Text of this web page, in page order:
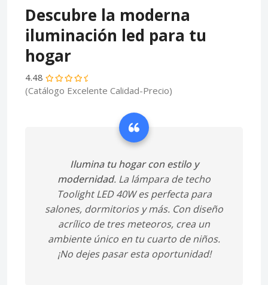
Descubre la moderna
iluminación led para tu
hogar
4.48
(Catálogo Excelente Calidad-Precio)
Ilumina tu hogar con estilo y
modernidad. La lámpara de techo
Toolight LED 40W es perfecta para
salones, dormitorios y más. Con diseño
acrílico de tres meteoros, crea un
ambiente único en tu cuarto de niños.
¡No dejes pasar esta oportunidad!